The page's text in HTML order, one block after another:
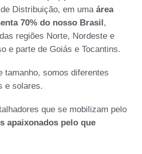
Distribuição, em uma área
70% do nosso Brasil,
regiões Norte, Nordeste e
e parte de Goiás e Tocantins.
tamanho, somos diferentes
e solares.
que se mobilizam pelo
apaixonados pelo que